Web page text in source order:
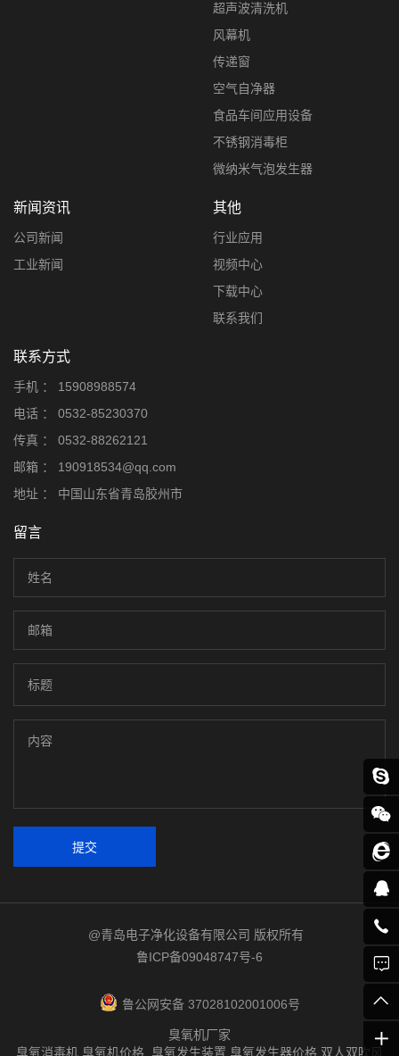
超声波清洗机
风幕机
传递窗
空气自净器
食品车间应用设备
不锈钢消毒柜
微纳米气泡发生器
新闻资讯
公司新闻
工业新闻
其他
行业应用
视频中心
下载中心
联系我们
联系方式
手机 ：
15908988574
电话 ：
0532-85230370
传真 ：
0532-88262121
邮箱 ：
190918534@qq.com
地址 ：
中国山东省青岛胶州市
留言
提交
@青岛电子净化设备有限公司 版权所有
鲁ICP备09048747号-6
鲁公网安备 37028102001006号
臭氧机厂家
臭氧消毒机 臭氧机价格 臭氧发生装置 臭氧发生器价格 双人双吹风